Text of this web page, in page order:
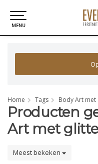
MENU
Home Tags Body Art met
Producten
Art met
Meest bekeken